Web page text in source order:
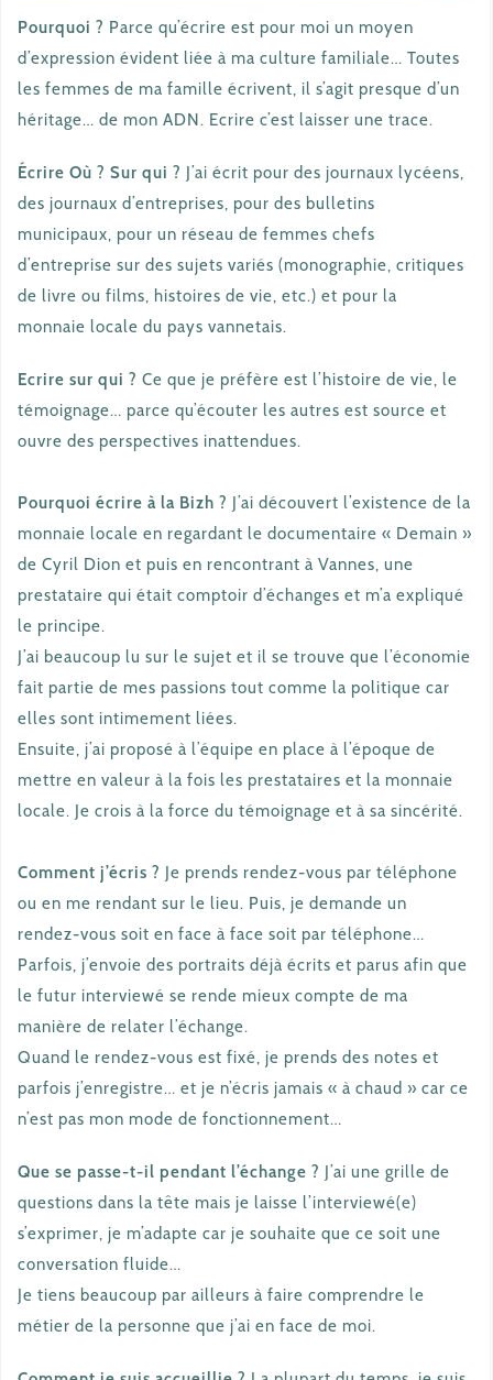
Pourquoi ? Parce qu’écrire est pour moi un moyen
d’expression évident liée à ma culture familiale… Toutes
les femmes de ma famille écrivent, il s’agit presque d’un
héritage… de mon ADN. Ecrire c’est laisser une trace.
Écrire Où ? Sur qui ? J’ai écrit pour des journaux lycéens,
des journaux d’entreprises, pour des bulletins
municipaux, pour un réseau de femmes chefs
d’entreprise sur des sujets variés (monographie, critiques
de livre ou films, histoires de vie, etc.) et pour la
monnaie locale du pays vannetais.
Ecrire sur qui ? Ce que je préfère est l’histoire de vie, le
témoignage… parce qu’écouter les autres est source et
ouvre des perspectives inattendues.
Pourquoi écrire à la Bizh ? J’ai découvert l’existence de la
monnaie locale en regardant le documentaire « Demain »
de Cyril Dion et puis en rencontrant à Vannes, une
prestataire qui était comptoir d’échanges et m’a expliqué
le principe.
J’ai beaucoup lu sur le sujet et il se trouve que l’économie
fait partie de mes passions tout comme la politique car
elles sont intimement liées.
Ensuite, j’ai proposé à l’équipe en place à l’époque de
mettre en valeur à la fois les prestataires et la monnaie
locale. Je crois à la force du témoignage et à sa sincérité.
Comment j’écris ? Je prends rendez-vous par téléphone
ou en me rendant sur le lieu. Puis, je demande un
rendez-vous soit en face à face soit par téléphone…
Parfois, j’envoie des portraits déjà écrits et parus afin que
le futur interviewé se rende mieux compte de ma
manière de relater l’échange.
Quand le rendez-vous est fixé, je prends des notes et
parfois j’enregistre… et je n’écris jamais « à chaud » car ce
n’est pas mon mode de fonctionnement…
Que se passe-t-il pendant l’échange ? J’ai une grille de
questions dans la tête mais je laisse l’interviewé(e)
s’exprimer, je m’adapte car je souhaite que ce soit une
conversation fluide…
Je tiens beaucoup par ailleurs à faire comprendre le
métier de la personne que j’ai en face de moi.